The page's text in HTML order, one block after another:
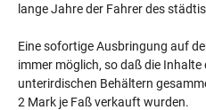
lange Jahre der Fahrer des
Eine sofortige Ausbringung auf
immer möglich, so daß die
unterirdischen Behältern
2 Mark je Faß verkauft wurden.